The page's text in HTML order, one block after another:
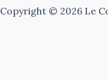
Copyright © 2026 Le